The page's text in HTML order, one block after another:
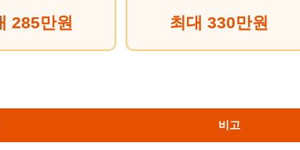
285만원 최대 330만원
비고